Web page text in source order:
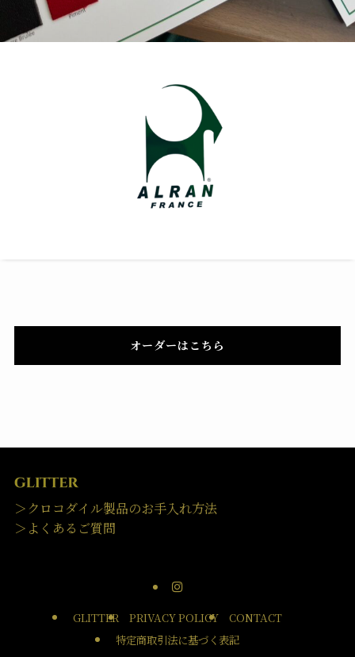
オーダーはこちら
＞クロコダイル製品のお手入れ方法
＞よくあるご質問
GLITTER PRIVACY POLICY
CONTACT
特定商取引法に基づく表記